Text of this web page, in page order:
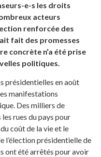
e-s les droits
acteurs
renforcée des
fait des promesses
concrète n’a été prise
politiques.
présidentielles en août
manifestations
Des milliers de
rues du pays pour
coût de la vie et le
l’élection présidentielle de
ont été arrêtés pour avoir